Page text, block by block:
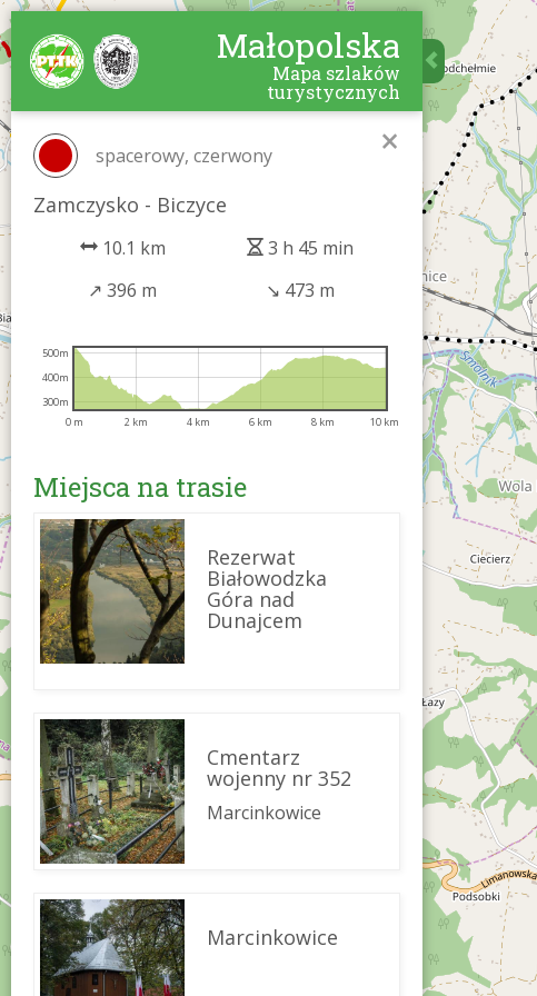
Małopolska
Mapa szlaków
turystycznych
×
spacerowy, czerwony
Zamczysko - Biczyce
10.1 km
3 h 45 min
↗ 396 m ↘ 473 m
0 m 2 km 4 km 6 km 8 km 10 km
300m
400m
500m
Miejsca na trasie
Rezerwat
Białowodzka
Góra nad
Dunajcem
Cmentarz
wojenny nr 352
Marcinkowice
Marcinkowice